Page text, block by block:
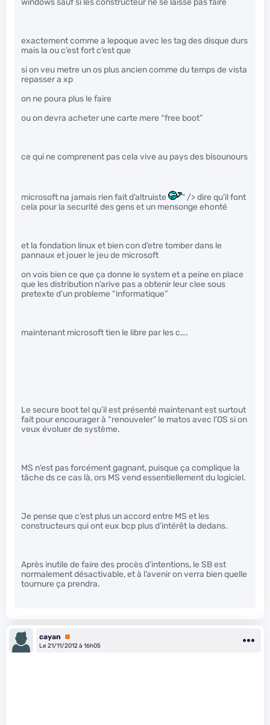
windows sauf si les constructeur ne se laisse pas faire
exactement comme a lepoque avec les tag des disque durs
mais la ou c’est fort c’est que
si on veu metre un os plus ancien comme du temps de vista
repasser a xp
on ne poura plus le faire
ou on devra acheter une carte mere “free boot”
ce qui ne comprenent pas cela vive au pays des bisounours
microsoft na jamais rien fait d’altruiste
" /> dire qu’il font
cela pour la securité des gens et un mensonge ehonté
et la fondation linux et bien con d’etre tomber dans le
pannaux et jouer le jeu de microsoft
on vois bien ce que ça donne le system et a peine en place
que les distribution n’arive pas a obtenir leur clee sous
pretexte d’un probleme “informatique”
maintenant microsoft tien le libre par les c….
Le secure boot tel qu’il est présenté maintenant est surtout
fait pour encourager à “renouveler” le matos avec l’OS si on
veux évoluer de système.
MS n’est pas forcément gagnant, puisque ça complique la
tâche ds ce cas là, ors MS vend essentiellement du logiciel.
Je pense que c’est plus un accord entre MS et les
constructeurs qui ont eux bcp plus d’intérêt la dedans.
Après inutile de faire des procès d’intentions, le SB est
normalement désactivable, et à l’avenir on verra bien quelle
tournure ça prendra.
cayan
Premium
Le 21/11/2012 à 16h05